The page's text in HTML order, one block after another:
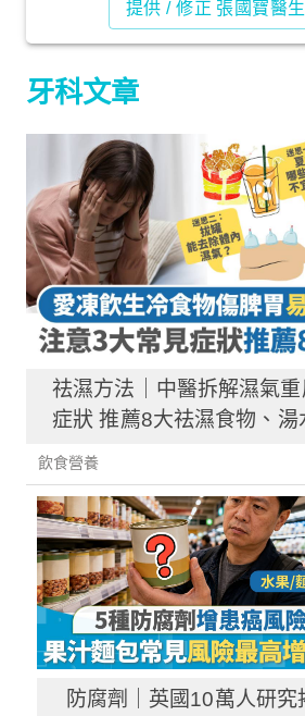
提供 / 修正 張國寶醫
牙科文章
祛濕方法｜中醫拆解濕氣
症狀 推薦8大祛濕食物、湯
方法！
飲食營養
防腐劑｜英國10萬人研究